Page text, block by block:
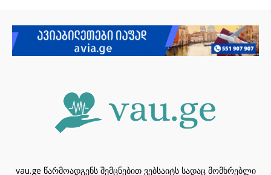
vau.ge წარმოადგენს შემცნებით ვებსაიტს სადაც მომხრებლი